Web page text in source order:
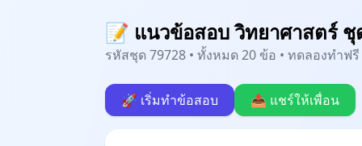
📝 แนวข้อสอบ วิทยาศาสตร์
รหัสชุด 79728 • ทั้งหมด 20 ข้อ • ทดลองทำฟ
🚀 เริ่มทำข้อสอบ 📤 แชร์ให้เพื่อน